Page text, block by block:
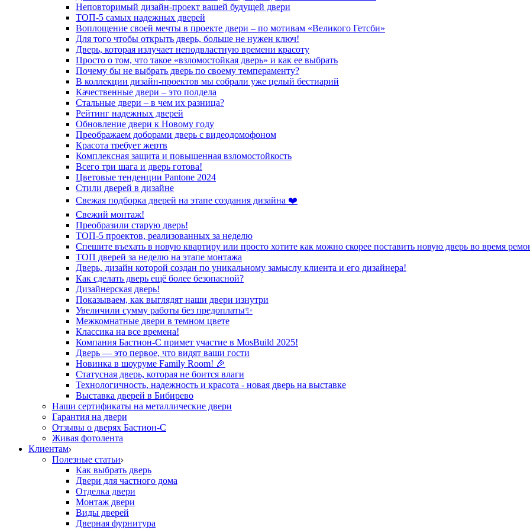
Неповторимый дизайн-проект вашей будущей двери
ТОП-5 самых надежных дверей
Воплощение своей мечты в проекте двери – по мотивам «Великого Гетсби»
Для того чтобы открыть дверь, больше не нужен ключ!
Дверь, которая излучает неподвластную времени красоту
Просто о том, что такое «взломостойкая дверь» и как ее выбрать
Почему бы не выбрать дверь по своему темпераменту?
В коллекции дизайн-проектов мы собрали уже целый бестиарий
Качественные двери – это полдела
Стальные двери – в чем их разница?
Рейтинг надежных дверей
Обновление двери к Новому году
Преображаем доборами дверь с видеодомофоном
Красота требует жертв
Комплексная защита и повышенная взломостойкость
Всего три шага и дверь готова!
Цветовые тенденции Pantone 2024
Стили дверей в дизайне
Свежая подборка дверей на этапе создания дизайна ❤️
Свежий монтаж!
Преобразили старую дверь!
ТОП-5 проектов, реализованных за неделю
Спешите въехать в новую квартиру или просто хотите как можно скорее поставить новую дверь во время
ТОП дверей за неделю на этапе монтажа
Дверь, дизайн которой создан по уникальному замыслу клиента и его дизайнера!
Как сделать дверь ещё более безопасной?
Дизайнерская дверь!
Показываем, как выглядят наши двери изнутри
Увеличили сумму работы без предоплаты✨
Межкомнатные двери в темном цвете
Классика на все времена!
Компания Бастион-С примет участие в MosBuild 2025!
Дверь — это первое, что видят ваши гости
Новинка в шоуруме Family Room! 🎉
Статусная дверь, которая не боится влаги
Технологичность, надежность и красота - новая дверь на выставке
Выставка дверей в Бибирево
Наши сертификаты на металлические двери
Гарантия на двери
Отзывы о дверях Бастион-С
Живая фотолента
Клиентам
Полезные статьи
Как выбрать дверь
Двери для частного дома
Отделка двери
Монтаж двери
Виды дверей
Дверная фурнитура